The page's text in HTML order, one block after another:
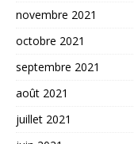
novembre 2021
octobre 2021
septembre 2021
août 2021
juillet 2021